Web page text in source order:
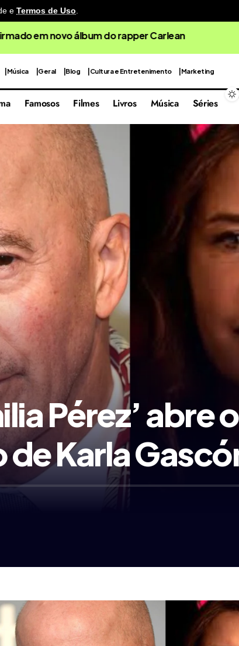
e Termos de Uso.
cenografia reutilizável em sua quarta edição
Música Geral Blog Cultura e Entretenimento Marketing
Famosos Filmes Livros Música Séries
Pérez’ abre
Karla